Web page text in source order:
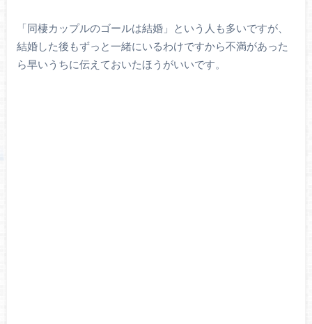
「同棲カップルのゴールは結婚」という人も多いですが、
結婚した後もずっと一緒にいるわけですから不満があった
ら早いうちに伝えておいたほうがいいです。